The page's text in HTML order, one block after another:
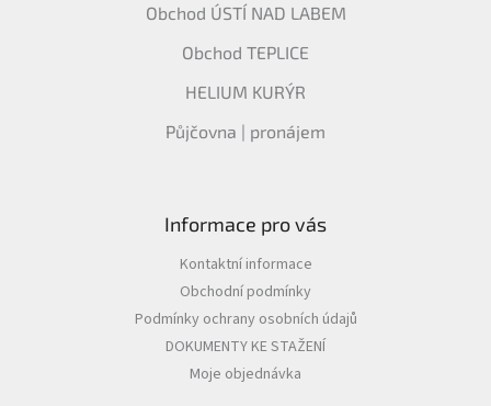
Obchod ÚSTÍ NAD LABEM
Obchod TEPLICE
HELIUM KURÝR
Půjčovna | pronájem
Informace pro vás
Kontaktní informace
Obchodní podmínky
Podmínky ochrany osobních údajů
DOKUMENTY KE STAŽENÍ
Moje objednávka